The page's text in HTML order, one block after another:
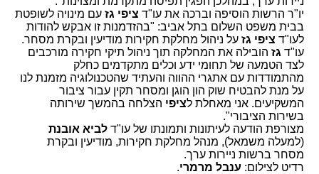
יו"ר הרשות הוסיפה וברכה את עו"ד ציפי גז עם מינויה לשופטת
בבית משפט השלום בתל אביב: "בהזדמנות זו אבקש להודות
לעו"ד ציפי גז על ניהול מחלקת חקירות מודיעין ובקרת מסחר.
עו"ד גז הובילה את המחלקה תוך ניהול תיקי חקירה מורכבים
לצד הטמעה של תחומי ידע וכלים מתקדמים כחלק
מהתמודדות עם אתגרי ההווה והעתיד שהטכנולוגיה מזמנת לנו
על מנת להבטיח שוק הון הוגן ומסחר תקין עבור ציבור
המשקיעים. אני מאחלת לציפי הצלחה בהמשך שירותה
בשירות הציבורי".
מצורפת הודעה לעיתונות ותמונתו של עו"ד לביא אובנת
(למעלה משמאל), מנהל מחלקת חקירות, מודיעין ובקרת
מסחר ברשות ניירות ערך.
רדיט לצילום: ענבל מרמרי.